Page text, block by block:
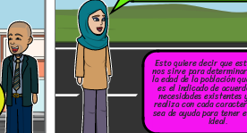
Esto quiere decir que
nos sirve para
la edad de la población
es el indicado de
necesidades existentes
realiza con cada
sea de ayuda para tener
ideal.